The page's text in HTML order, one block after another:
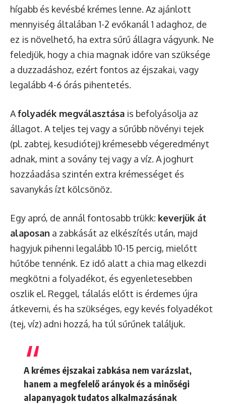
hígabb és kevésbé krémes lenne. Az ajánlott
mennyiség általában 1-2 evőkanál 1 adaghoz, de
ez is növelhető, ha extra sűrű állagra vágyunk. Ne
feledjük, hogy a chia magnak időre van szüksége
a duzzadáshoz, ezért fontos az éjszakai, vagy
legalább 4-6 órás pihentetés.
Afolyadék megválasztása is befolyásolja az
állagot. A teljes tej vagy a sűrűbb növényi tejek
(pl. zabtej, kesudiótej) krémesebb végeredményt
adnak, mint a sovány tej vagy a víz. A joghurt
hozzáadása szintén extra krémességet és
savanykás ízt kölcsönöz.
Egy apró, de annál fontosabb trükk: keverjük át
alaposan a zabkását az elkészítés után, majd
hagyjuk pihenni legalább 10-15 percig, mielőtt
hűtőbe tennénk. Ez idő alatt a chia mag elkezdi
megkötni a folyadékot, és egyenletesebben
oszlik el. Reggel, tálalás előtt is érdemes újra
átkeverni, és ha szükséges, egy kevés folyadékot
(tej, víz) adni hozzá, ha túl sűrűnek találjuk.
A krémes éjszakai zabkása nem varázslat,
hanem a megfelelő arányok és a minőségi
alapanyagok tudatos alkalmazásának